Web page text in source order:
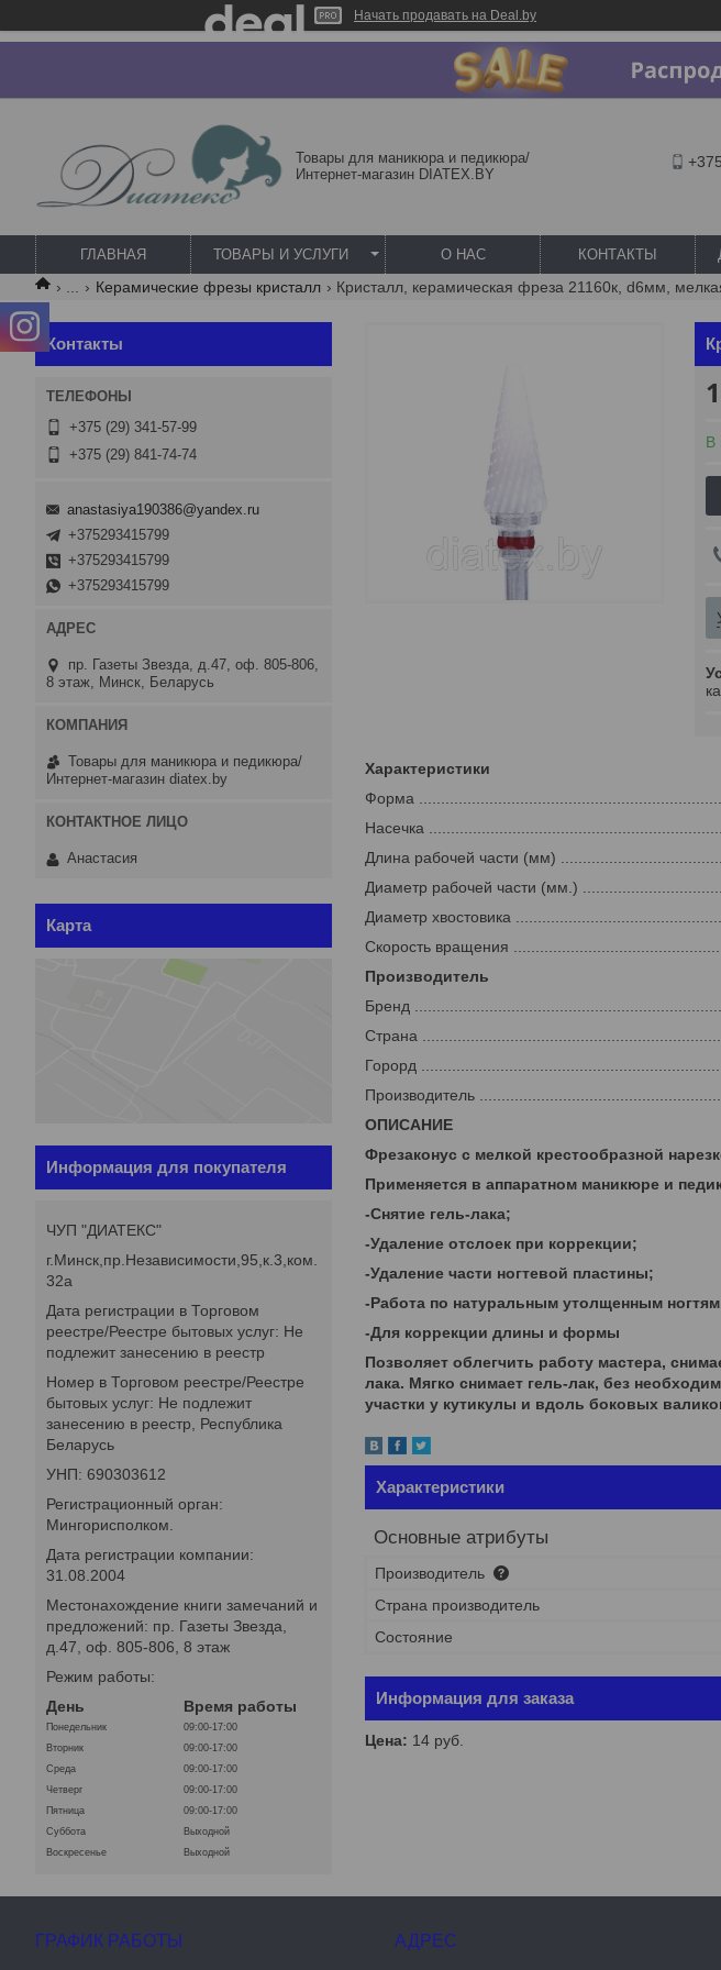
Начать продавать на Deal.by
Товары для маникюра и педикюра/
Интернет-магазин DIATEX.BY
ГЛАВНАЯ ТОВАРЫ И УСЛУГИ О НАС КОНТАКТЫ
Керамические фрезы кристалл
В
Характеристики
Форма
Насечка
Длина рабочей части (мм)
Диаметр рабочей части (мм.)
Диаметр хвостовика
Скорость вращения
Производитель
Бренд
Страна
Горорд
Производитель
ОПИСАНИЕ
Фрезаконус с мелкой крестообразной
Применяется в аппаратном маникюре и
-Снятие гель-лака;
-Удаление отслоек при коррекции;
-Удаление части ногтевой пластины;
-Работа по натуральным утолщенным
-Для коррекции длины и формы
Позволяет облегчить работу мастера,
лака. Мягко снимает гель-лак, без
участки у кутикулы и вдоль боковых
Характеристики
Основные атрибуты
Производитель
Страна производитель
Состояние
Информация для заказа
Цена: 14 руб.
Контакты
+375 (29) 341-57-99
+375 (29) 841-74-74
anastasiya190386@yandex.ru
+375293415799
+375293415799
+375293415799
пр. Газеты Звезда, д.47, оф. 805-806,
8 этаж, Минск, Беларусь
Товары для маникюра и педикюра/
Интернет-магазин diatex.by
Анастасия
Карта
Информация для покупателя
ЧУП "ДИАТЕКС"
г.Минск,пр.Независимости,95,к.3,ком.
32а
Дата регистрации в Торговом
реестре/Реестре бытовых услуг: Не
подлежит занесению в реестр
Номер в Торговом реестре/Реестре
бытовых услуг: Не подлежит
занесению в реестр, Республика
Беларусь
УНП: 690303612
Регистрационный орган:
Мингорисполком.
Дата регистрации компании:
31.08.2004
Местонахождение книги замечаний и
предложений: пр. Газеты Звезда,
д.47, оф. 805-806, 8 этаж
Режим работы:
День
Время работы
Понедельник
09:00-17:00
Вторник
09:00-17:00
Среда
09:00-17:00
Четверг
09:00-17:00
Пятница
09:00-17:00
Суббота
Выходной
Воскресенье
Выходной
ГРАФИК РАБОТЫ